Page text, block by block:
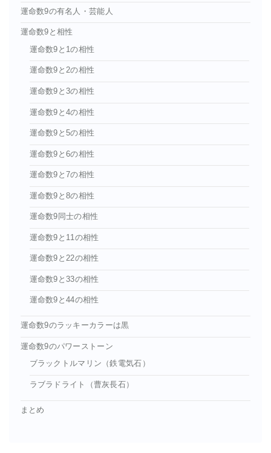
運命数9の有名人・芸能人
運命数9と相性
運命数9と1の相性
運命数9と2の相性
運命数9と3の相性
運命数9と4の相性
運命数9と5の相性
運命数9と6の相性
運命数9と7の相性
運命数9と8の相性
運命数9同士の相性
運命数9と11の相性
運命数9と22の相性
運命数9と33の相性
運命数9と44の相性
運命数9のラッキーカラーは黒
運命数9のパワーストーン
ブラックトルマリン（鉄電気石）
ラブラドライト（曹灰長石）
まとめ